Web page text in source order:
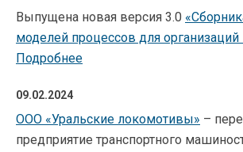
Выпущена новая версия 3.0 «
моделей процессов для организаций
Подробнее
09.02.2024
ООО «Уральские локомотивы» –
предприятие транспортного